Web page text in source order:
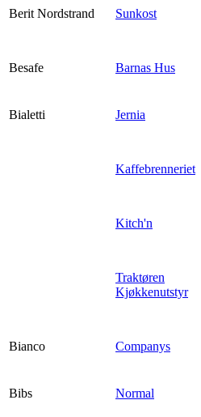
Berit Nordstrand Sunkost
Besafe Barnas Hus
Bialetti Jernia
Kaffebrenneriet
Kitch'n
Traktøren
Kjøkkenutstyr
Bianco Companys
Bibs Normal